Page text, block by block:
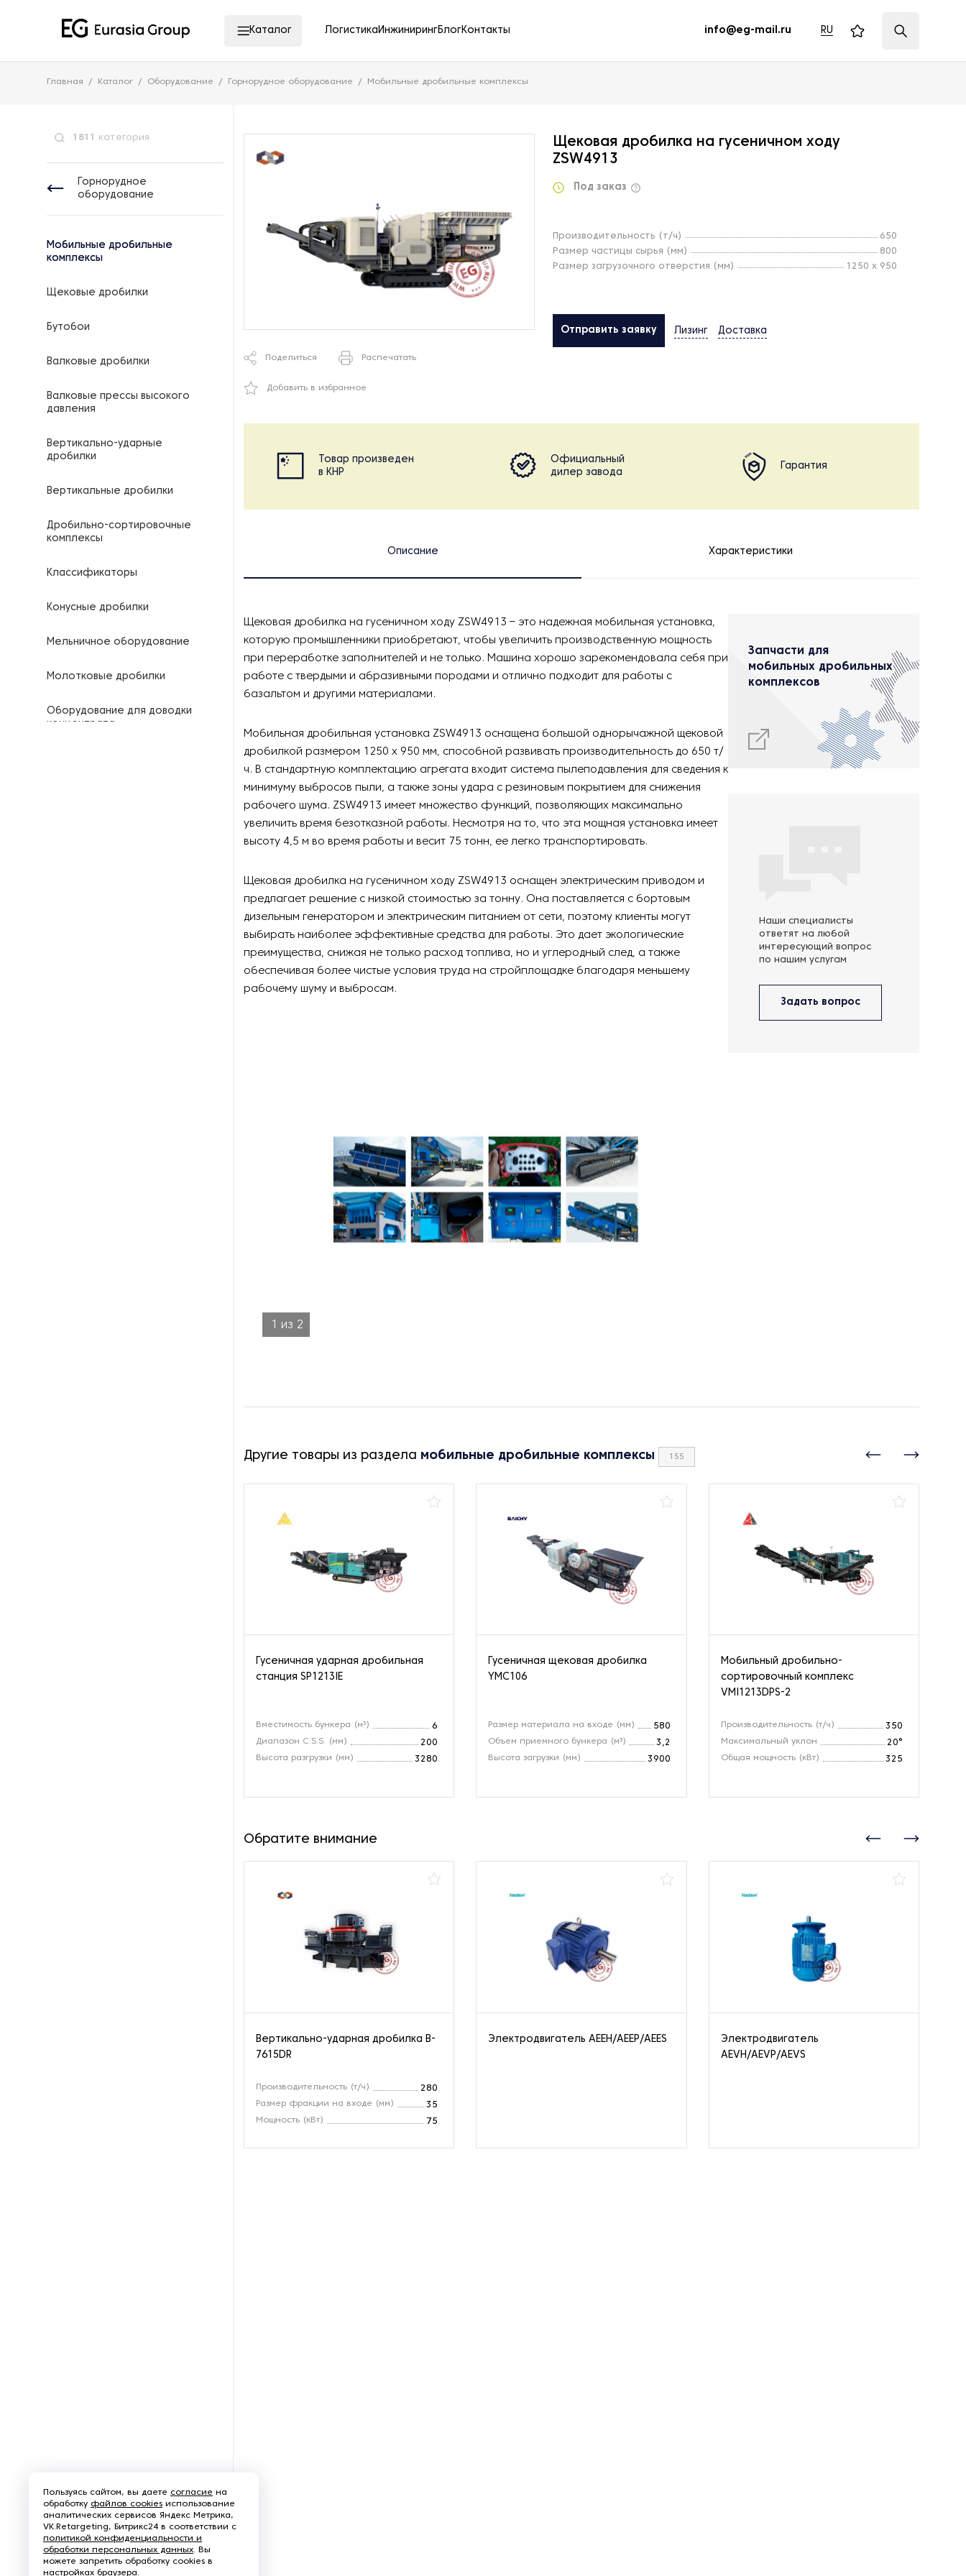
Каталог Логистика ИнжинирингБлогКонтакты info@eg-mail.ru RU
Главная Каталог Оборудование Горнорудное оборудование Мобильные дробильные комплексы
1811 категория
Горнорудное
оборудование
Мобильные дробильные
комплексы
Щековые дробилки
Бутобои
Валковые дробилки
Валковые прессы высокого
давления
Вертикально-ударные
дробилки
Вертикальные дробилки
Дробильно-сортировочные
комплексы
Классификаторы
Конусные дробилки
Мельничное оборудование
Молотковые дробилки
Оборудование для доводки
концентрата
Поделиться Распечатать
Добавить в избранное
Щековая дробилка на гусеничном ходу
ZSW4913
Под заказ
Производительность (т/ч)
650
Размер частицы сырья (мм)
800
Размер загрузочного отверстия (мм)
1250 x 950
Отправить заявку Лизинг Доставка
Товар произведен
в КНР
Официальный
дилер завода
Гарантия
Описание Характеристики
Щековая дробилка на гусеничном ходу ZSW4913 – это надежная мобильная установка,
которую промышленники приобретают, чтобы увеличить производственную мощность
при переработке заполнителей и не только. Машина хорошо зарекомендовала себя при
работе с твердыми и абразивными породами и отлично подходит для работы с
базальтом и другими материалами.
Мобильная дробильная установка ZSW4913 оснащена большой однорычажной щековой
дробилкой размером 1250 x 950 мм, способной развивать производительность до 650 т/
ч. В стандартную комплектацию агрегата входит система пылеподавления для сведения к
минимуму выбросов пыли, а также зоны удара с резиновым покрытием для снижения
рабочего шума. ZSW4913 имеет множество функций, позволяющих максимально
увеличить время безотказной работы. Несмотря на то, что эта мощная установка имеет
высоту 4,5 м во время работы и весит 75 тонн, ее легко транспортировать.
Щековая дробилка на гусеничном ходу ZSW4913 оснащен электрическим приводом и
предлагает решение с низкой стоимостью за тонну. Она поставляется с бортовым
дизельным генератором и электрическим питанием от сети, поэтому клиенты могут
выбирать наиболее эффективные средства для работы. Это дает экологические
преимущества, снижая не только расход топлива, но и углеродный след, а также
обеспечивая более чистые условия труда на стройплощадке благодаря меньшему
рабочему шуму и выбросам.
1 из 2
Запчасти для
мобильных дробильных
комплексов
Наши специалисты
ответят на любой
интересующий вопрос
по нашим услугам
Задать вопрос
Другие товары из раздела мобильные дробильные комплексы 155
Гусеничная ударная дробильная
станция SP1213IE
Вместимость бункера (м³)
6
Диапазон C.S.S. (мм)
200
Высота разгрузки (мм)
3280
Гусеничная щековая дробилка
YMC106
Размер материала на входе (мм)
580
Объем приемного бункера (м³)
3,2
Высота загрузки (мм)
3900
Мобильный дробильно-
сортировочный комплекс
VMI1213DPS-2
Производительность (т/ч)
350
Максимальный уклон
20°
Общая мощность (кВт)
325
Обратите внимание
Вертикально-ударная дробилка B-
7615DR
Производительность (т/ч)
280
Размер фракции на входе (мм)
35
Мощность (кВт)
75
Электродвигатель AEEH/AEEP/AEES
Электродвигатель
AEVH/AEVP/AEVS
Пользуясь сайтом, вы даете согласие на
обработку файлов cookies использование
аналитических сервисов Яндекс Метрика,
VK.Retargeting, Битрикс24 в соответствии с
политикой конфиденциальности и
обработки персональных данных. Вы
можете запретить обработку cookies в
настройках браузера.